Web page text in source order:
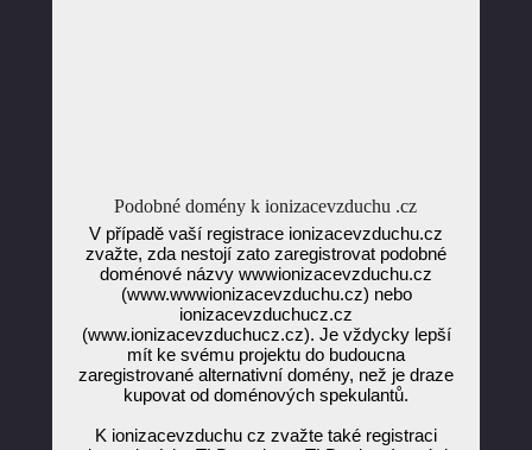
Podobné domény k ionizacevzduchu .cz
V případě vaší registrace ionizacevzduchu.cz
zvažte, zda nestojí zato zaregistrovat podobné
doménové názvy wwwionizacevzduchu.cz
(www.wwwionizacevzduchu.cz) nebo
ionizacevzduchucz.cz
(www.ionizacevzduchucz.cz). Je vždycky lepší
mít ke svému projektu do budoucna
zaregistrované alternativní domény, než je draze
kupovat od doménových spekulantů.
K ionizacevzduchu cz zvažte také registraci